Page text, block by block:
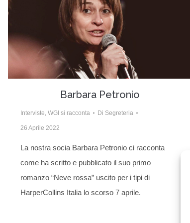
Barbara Petronio
Interviste, WGI si racconta Di Segreteria
26 Aprile 2022
La nostra socia Barbara Petronio ci racconta
come ha scritto e pubblicato il suo primo
romanzo “Neve rossa” uscito per i tipi di
HarperCollins Italia lo scorso 7 aprile.